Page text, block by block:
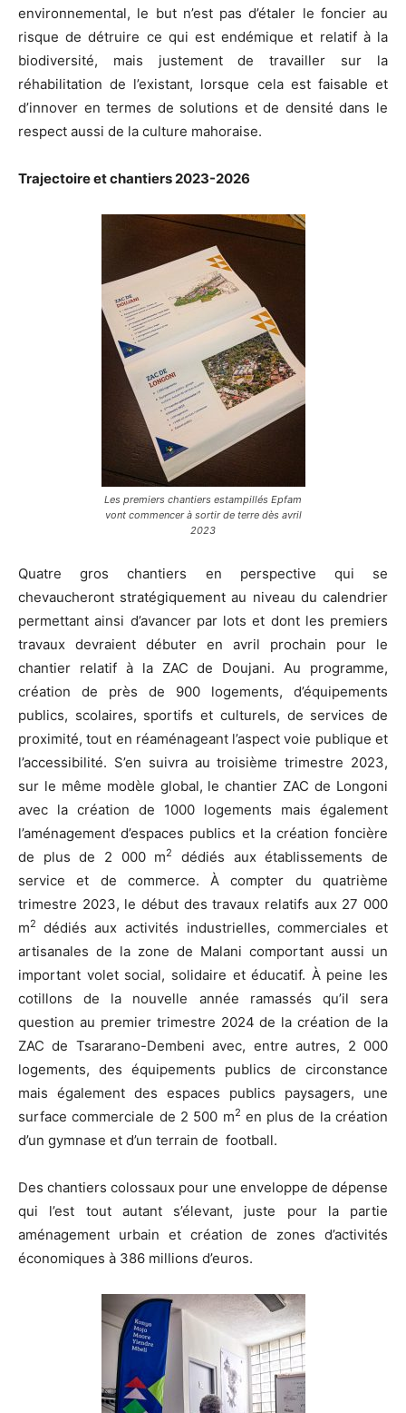
environnemental, le but n’est pas d’étaler le foncier au
risque de détruire ce qui est endémique et relatif à la
biodiversité, mais justement de travailler sur la
réhabilitation de l’existant, lorsque cela est faisable et
d’innover en termes de solutions et de densité dans le
respect aussi de la culture mahoraise.
Trajectoire et chantiers 2023-2026
Les premiers chantiers estampillés Epfam
vont commencer à sortir de terre dès avril
2023
Quatre gros chantiers en perspective qui se
chevaucheront stratégiquement au niveau du calendrier
permettant ainsi d’avancer par lots et dont les premiers
travaux devraient débuter en avril prochain pour le
chantier relatif à la ZAC de Doujani. Au programme,
création de près de 900 logements, d’équipements
publics, scolaires, sportifs et culturels, de services de
proximité, tout en réaménageant l’aspect voie publique et
l’accessibilité. S’en suivra au troisième trimestre 2023,
sur le même modèle global, le chantier ZAC de Longoni
avec la création de 1000 logements mais également
l’aménagement d’espaces publics et la création foncière
de plus de 2 000 m2
dédiés aux établissements de
service et de commerce. À compter du quatrième
trimestre 2023, le début des travaux relatifs aux 27 000
m2 dédiés aux activités industrielles, commerciales et
artisanales de la zone de Malani comportant aussi un
important volet social, solidaire et éducatif. À peine les
cotillons de la nouvelle année ramassés qu’il sera
question au premier trimestre 2024 de la création de la
ZAC de Tsararano-Dembeni avec, entre autres, 2 000
logements, des équipements publics de circonstance
mais également des espaces publics paysagers, une
surface commerciale de 2 500 m2 en plus de la création
d’un gymnase et d’un terrain de football.
Des chantiers colossaux pour une enveloppe de dépense
qui l’est tout autant s’élevant, juste pour la partie
aménagement urbain et création de zones d’activités
économiques à 386 millions d’euros.